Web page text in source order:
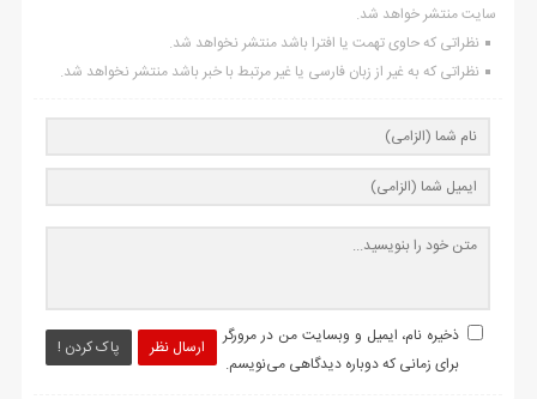
سایت منتشر خواهد شد.
نظراتی که حاوی تهمت یا افترا باشد منتشر نخواهد شد.
نظراتی که به غیر از زبان فارسی یا غیر مرتبط با خبر باشد منتشر نخواهد شد.
ارسال نظر پاک کردن !
ذخیره نام، ایمیل و وبسایت من در مرورگر
برای زمانی که دوباره دیدگاهی می‌نویسم.